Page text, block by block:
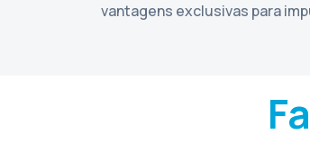
vantagens exclusivas para